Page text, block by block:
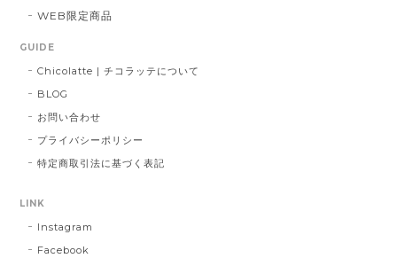
WEB限定商品
GUIDE
Chicolatte | チコラッテについて
BLOG
お問い合わせ
プライバシーポリシー
特定商取引法に基づく表記
LINK
Instagram
Facebook